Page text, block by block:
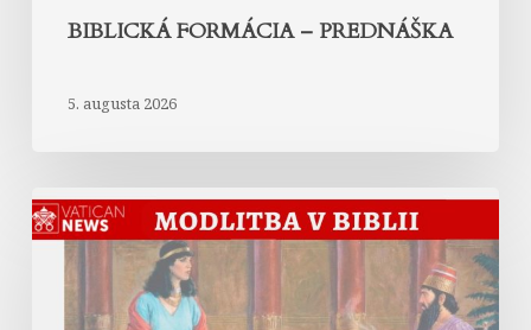
BIBLICKÁ FORMÁCIA – PREDNÁŠKA
5. augusta 2026
Modlitba
kráľovnej
Ester